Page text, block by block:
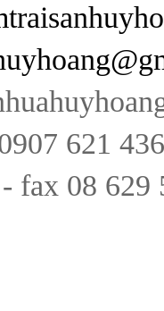
621 436
fax 08 629